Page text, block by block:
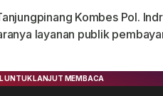
Kombes Pol.
layanan publik